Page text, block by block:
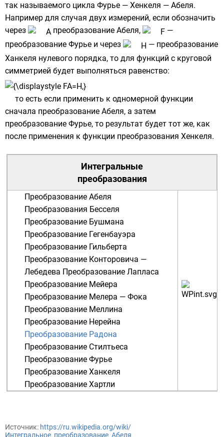
так называемого цикла Фурье — Хенкеля — Абеля.
Например для случая двух измерений, если обозначить
через
преобразование Абеля,
—
преобразование Фурье и через — преобразование
Ханкеля нулевого порядка, то для функций с круговой
симметрией будет выполняться равенство:
то есть если применить к одномерной функции
сначала преобразование Абеля, а затем
преобразование Фурье, то результат будет тот же, как
после применения к функции преобразования Хенкеля.
Интегральные
преобразования
Преобразование Абеля
Преобразования Бесселя
Преобразование Бушмана
Преобразование Гегенбауэра
Преобразование Гильберта
Преобразование Конторовича —
Лебедева Преобразование Лапласа
Преобразование Мейера
Преобразование Мелера — Фока
Преобразование Меллина
Преобразование Нерейна
Преобразование Радона
Преобразование Стилтьеса
Преобразование Фурье
Преобразование Ханкеля
Преобразование Хартли
Источник: https://ru.wikipedia.org/wiki/
Интегральное_преобразование_Абеля